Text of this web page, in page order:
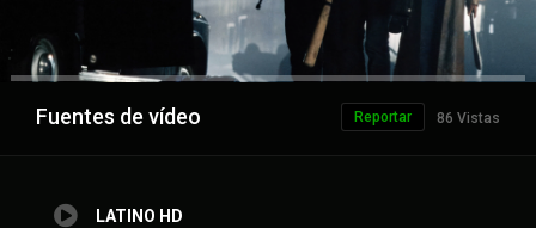
Anuncio
Fuentes de vídeo 86 Vistas
Reportar
LATINO HD